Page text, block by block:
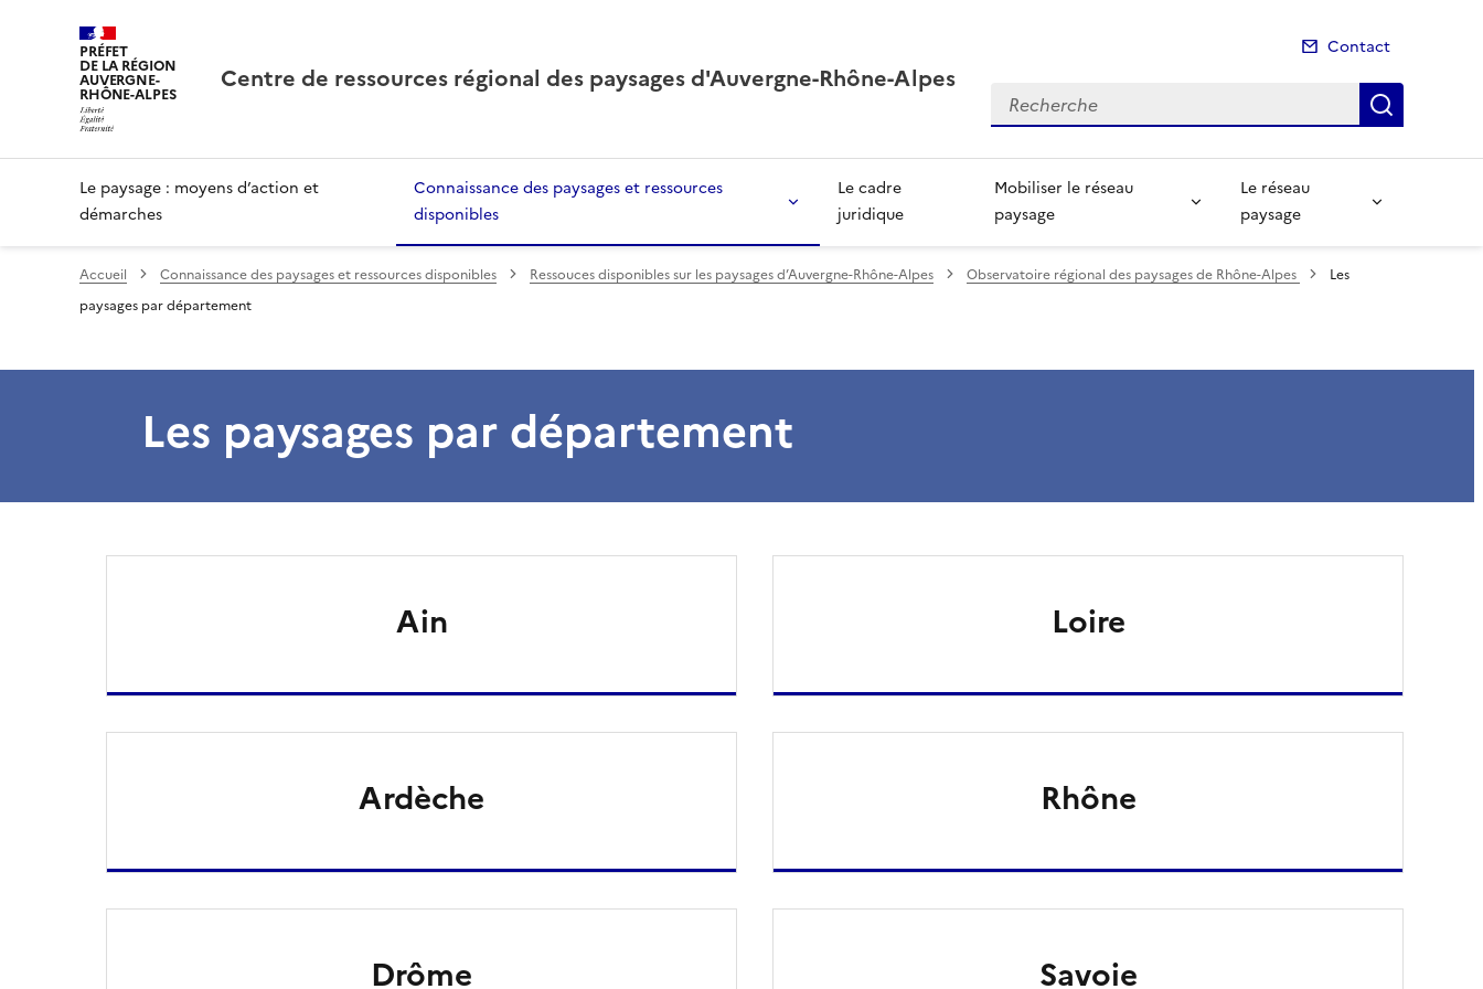
PRÉFET
DE LA RÉGION
AUVERGNE-
RHÔNE-ALPES Centre de ressources régional des paysages d'Auvergne-Rhône-Alpes
Contact
Recherche
Le paysage : moyens d’action et
démarches
Connaissance des paysages et ressources
disponibles
Le cadre
juridique
Mobiliser le réseau
paysage
Le réseau
paysage
Accueil Connaissance des paysages et ressources disponibles Ressouces disponibles sur les paysages d’Auvergne-Rhône-Alpes Observatoire régional des paysages de Rhône-Alpes
Les
paysages par département
Les paysages par département
Ain
Ardèche
Drôme
Loire
Rhône
Savoie